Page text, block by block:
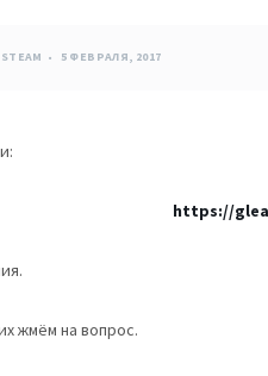
5 ФЕВРАЛЯ, 2017
https://
жмём на вопрос.